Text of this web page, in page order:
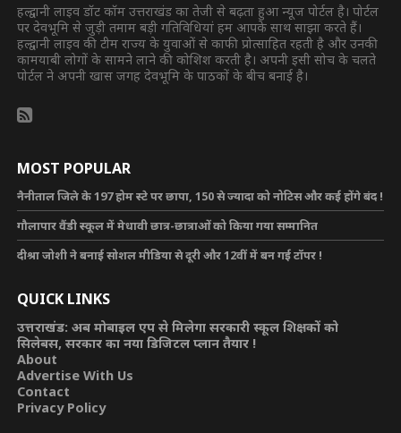
हल्द्वानी लाइव डॉट कॉम उत्तराखंड का तेजी से बढ़ता हुआ न्यूज पोर्टल है। पोर्टल
पर देवभूमि से जुड़ी तमाम बड़ी गतिविधियां हम आपके साथ साझा करते हैं।
हल्द्वानी लाइव की टीम राज्य के युवाओं से काफी प्रोत्साहित रहती है और उनकी
कामयाबी लोगों के सामने लाने की कोशिश करती है। अपनी इसी सोच के चलते
पोर्टल ने अपनी खास जगह देवभूमि के पाठकों के बीच बनाई है।
MOST POPULAR
नैनीताल जिले के 197 होम स्टे पर छापा, 150 से ज्यादा को नोटिस और कई होंगे बंद !
गौलापार वैंडी स्कूल में मेधावी छात्र-छात्राओं को किया गया सम्मानित
दीश्रा जोशी ने बनाई सोशल मीडिया से दूरी और 12वीं में बन गई टॉपर !
QUICK LINKS
उत्तराखंड: अब मोबाइल एप से मिलेगा सरकारी स्कूल शिक्षकों को
सिलेबस, सरकार का नया डिजिटल प्लान तैयार !
About
Advertise With Us
Contact
Privacy Policy